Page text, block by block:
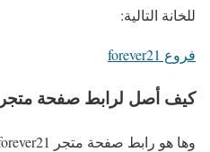
للخانة التالية:
فروع forever21
كيف أصل لرابط صفحة متجر forever21؟